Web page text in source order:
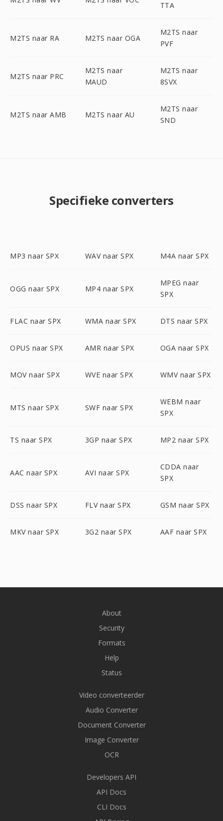
TTA
M2TS naar RA M2TS naar OGA
M2TS naar
PVF
M2TS naar PRC
M2TS naar
MAUD
M2TS naar
8SVX
M2TS naar AMB M2TS naar AU
M2TS naar
SND
Specifieke converters
MP3 naar SPX WAV naar SPX M4A naar SPX
OGG naar SPX MP4 naar SPX
MPEG naar
SPX
FLAC naar SPX WMA naar SPX DTS naar SPX
OPUS naar SPX AMR naar SPX OGA naar SPX
MOV naar SPX WVE naar SPX WMV naar SPX
MTS naar SPX SWF naar SPX
WEBM naar
SPX
TS naar SPX 3GP naar SPX MP2 naar SPX
AAC naar SPX AVI naar SPX
CDDA naar
SPX
DSS naar SPX FLV naar SPX GSM naar SPX
MKV naar SPX 3G2 naar SPX AAF naar SPX
About
Security
Formats
Help
Status
Video converteerder
Audio Converter
Document Converter
Image Converter
OCR
Developers API
API Docs
CLI Docs